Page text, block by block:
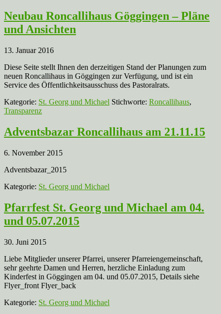
Neubau Roncallihaus Göggingen – Pläne
und Ansichten
13. Januar 2016
Diese Seite stellt Ihnen den derzeitigen Stand der Planungen zum
neuen Roncallihaus in Göggingen zur Verfügung, und ist ein
Service des Öffentlichkeitsausschuss des Pastoralrats.
Kategorie: St. Georg und Michael Stichworte: Roncallihaus,
Transparenz
Adventsbazar Roncallihaus am 21.11.15
6. November 2015
Adventsbazar_2015
Kategorie: St. Georg und Michael
Pfarrfest St. Georg und Michael am 04.
und 05.07.2015
30. Juni 2015
Liebe Mitglieder unserer Pfarrei, unserer Pfarreiengemeinschaft,
sehr geehrte Damen und Herren, herzliche Einladung zum
Kinderfest in Göggingen am 04. und 05.07.2015, Details siehe
Flyer_front Flyer_back
Kategorie: St. Georg und Michael